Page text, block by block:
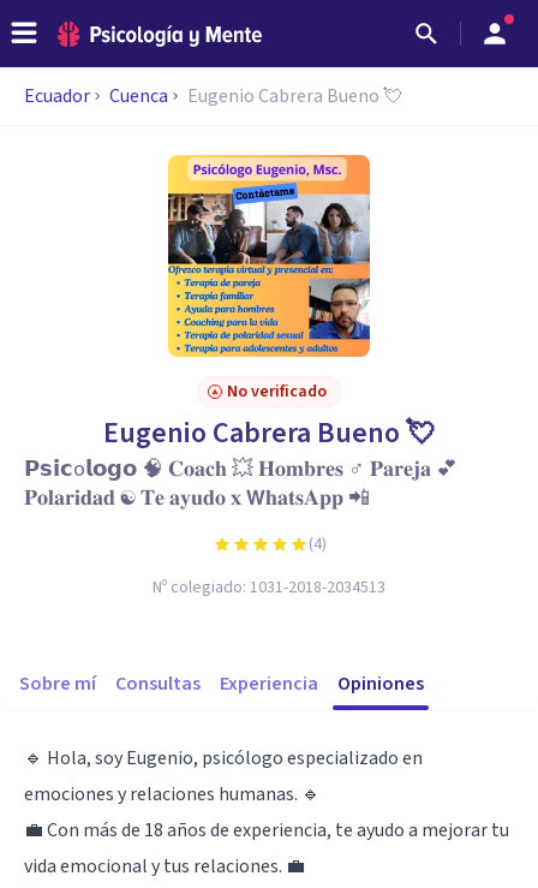
Ecuador Cuenca Eugenio Cabrera Bueno 💘
No verificado
Eugenio Cabrera Bueno 💘
𝗣𝘀𝗶𝗰o𝗹𝗼𝗴𝗼 🧠 𝐂𝐨𝐚𝐜𝐡 💥 𝐇𝐨𝐦𝐛𝐫𝐞𝐬 ♂ 𝐏𝐚𝐫𝐞𝐣𝐚 💕
𝐏𝐨𝐥𝐚𝐫𝐢𝐝𝐚𝐝 ☯︎ 𝐓𝐞 𝐚𝐲𝐮𝐝𝐨 𝐱 𝗪𝐡𝐚𝐭𝐬𝐀𝐩𝐩 📲
(4)
Nº colegiado: 1031-2018-2034513
Sobre mí Consultas Experiencia Opiniones
🔹 Hola, soy Eugenio, psicólogo especializado en
emociones y relaciones humanas. 🔹
💼 Con más de 18 años de experiencia, te ayudo a mejorar tu
vida emocional y tus relaciones. 💼